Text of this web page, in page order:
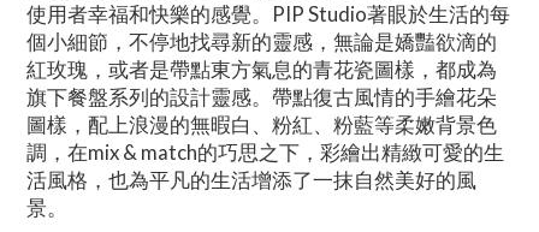
使用者幸福和快樂的感覺。PIP Studio著眼於生活的每
個小細節，不停地找尋新的靈感，無論是嬌豔欲滴的
紅玫瑰，或者是帶點東方氣息的青花瓷圖樣，都成為
旗下餐盤系列的設計靈感。帶點復古風情的手繪花朵
圖樣，配上浪漫的無暇白、粉紅、粉藍等柔嫩背景色
調，在mix & match的巧思之下，彩繪出精緻可愛的生
活風格，也為平凡的生活增添了一抹自然美好的風
景。